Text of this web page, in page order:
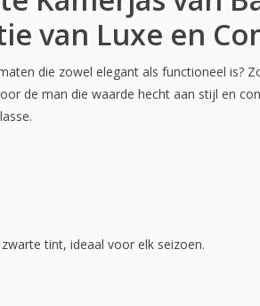
van Luxe en
die zowel elegant als functioneel is?
de man die waarde hecht aan stijl en
tint, ideaal voor elk seizoen.